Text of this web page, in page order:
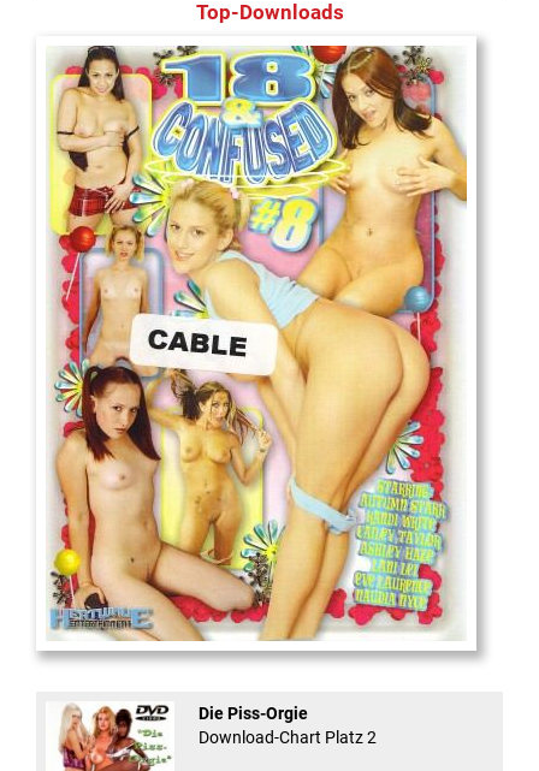
Top-Downloads
And Confused #8 - ...
Die Piss-Orgie
Download-Chart Platz 2